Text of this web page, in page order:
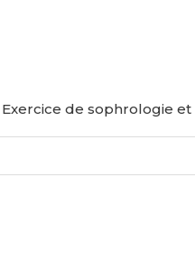
Exercice de sophrologie